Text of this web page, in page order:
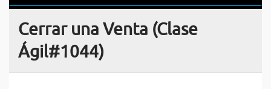
Cerrar una Venta (Clase
Ágil#1044)